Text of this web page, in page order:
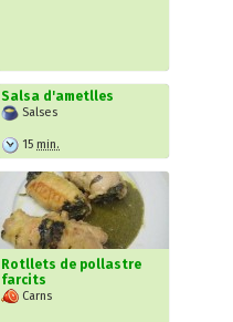
Salsa d'ametlles
Salses
15 min.
Rotllets de pollastre
farcits
Carns